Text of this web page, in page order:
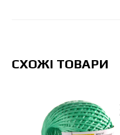
СХОЖІ ТОВАРИ